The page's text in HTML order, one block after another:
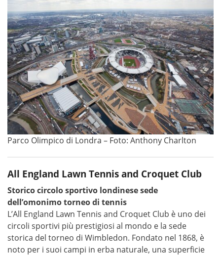
Parco Olimpico di Londra – Foto: Anthony Charlton
All England Lawn Tennis and Croquet Club
Storico circolo sportivo londinese sede
dell’omonimo torneo di tennis
L’All England Lawn Tennis and Croquet Club è uno dei
circoli sportivi più prestigiosi al mondo e la sede
storica del torneo di Wimbledon. Fondato nel 1868, è
noto per i suoi campi in erba naturale, una superficie